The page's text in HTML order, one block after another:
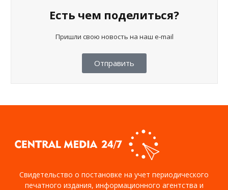
Есть чем поделиться?
Пришли свою новость на наш e-mail
Отправить
Свидетельство о постановке на учет периодического
печатного издания, информационного агентства и